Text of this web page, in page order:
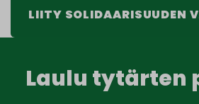
LIITY SOLIDAARISUUDEN
Laulu tytärten